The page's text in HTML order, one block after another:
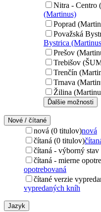
Nitra - Centro
(Martinus)
Poprad
Považská
Bystrica
Prešov
Trebišov
Trenčín
Trnava
Žilina
Ďalšie možnosti
Nové / čítané
nová (0 titulov)nová
čítaná (0 titulov)
čítaná - výborný
čítaná - mierne
opotrebovaná
čítané verzie
vypredaných kníh
Jazyk